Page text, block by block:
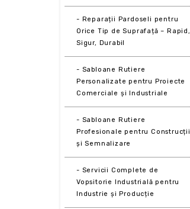
- Reparații Pardoseli pentru
Orice Tip de Suprafață – Rapid,
Sigur, Durabil
- Sabloane Rutiere
Personalizate pentru Proiecte
Comerciale și Industriale
- Sabloane Rutiere
Profesionale pentru Construcții
și Semnalizare
- Servicii Complete de
Vopsitorie Industrială pentru
Industrie și Producție